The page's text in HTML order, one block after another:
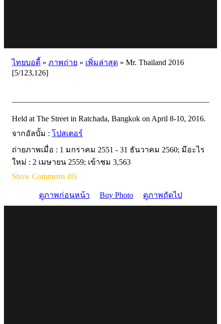
ไทยบอดี้ » ภาพถ่าย » เพิ่มล่าสุด » Mr. Thailand 2016
[5/123,126]
Held at The Street in Ratchada, Bangkok on April 8-10, 2016.
จากอัลบั้ม : โปสเตอร์
ถ่ายภาพเมื่อ : 1 มกราคม 2551 - 31 ธันวาคม 2560; มีอะไร
ใหม่ : 2 เมษายน 2559; เข้าชม 3,563
Show Comments (0)
ดูภาพก่อนหน้า Buy Photo ดูภาพถัดไป